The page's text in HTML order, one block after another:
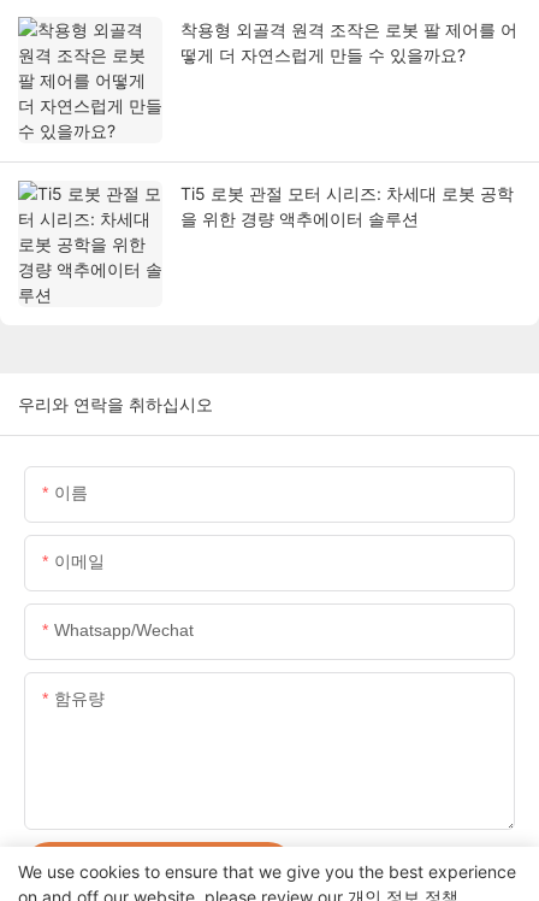
착용형 외골격 원격 조작은 로봇 팔 제어를 어
떻게 더 자연스럽게 만들 수 있을까요?
Ti5 로봇 관절 모터 시리즈: 차세대 로봇 공학
을 위한 경량 액추에이터 솔루션
우리와 연락을 취하십시오
이름
이메일
Whatsapp/wechat
함유량
지금 문의 사항을 보냅니다
We use cookies to ensure that we give you the best experience
on and off our website. please review our 개인 정보 정책